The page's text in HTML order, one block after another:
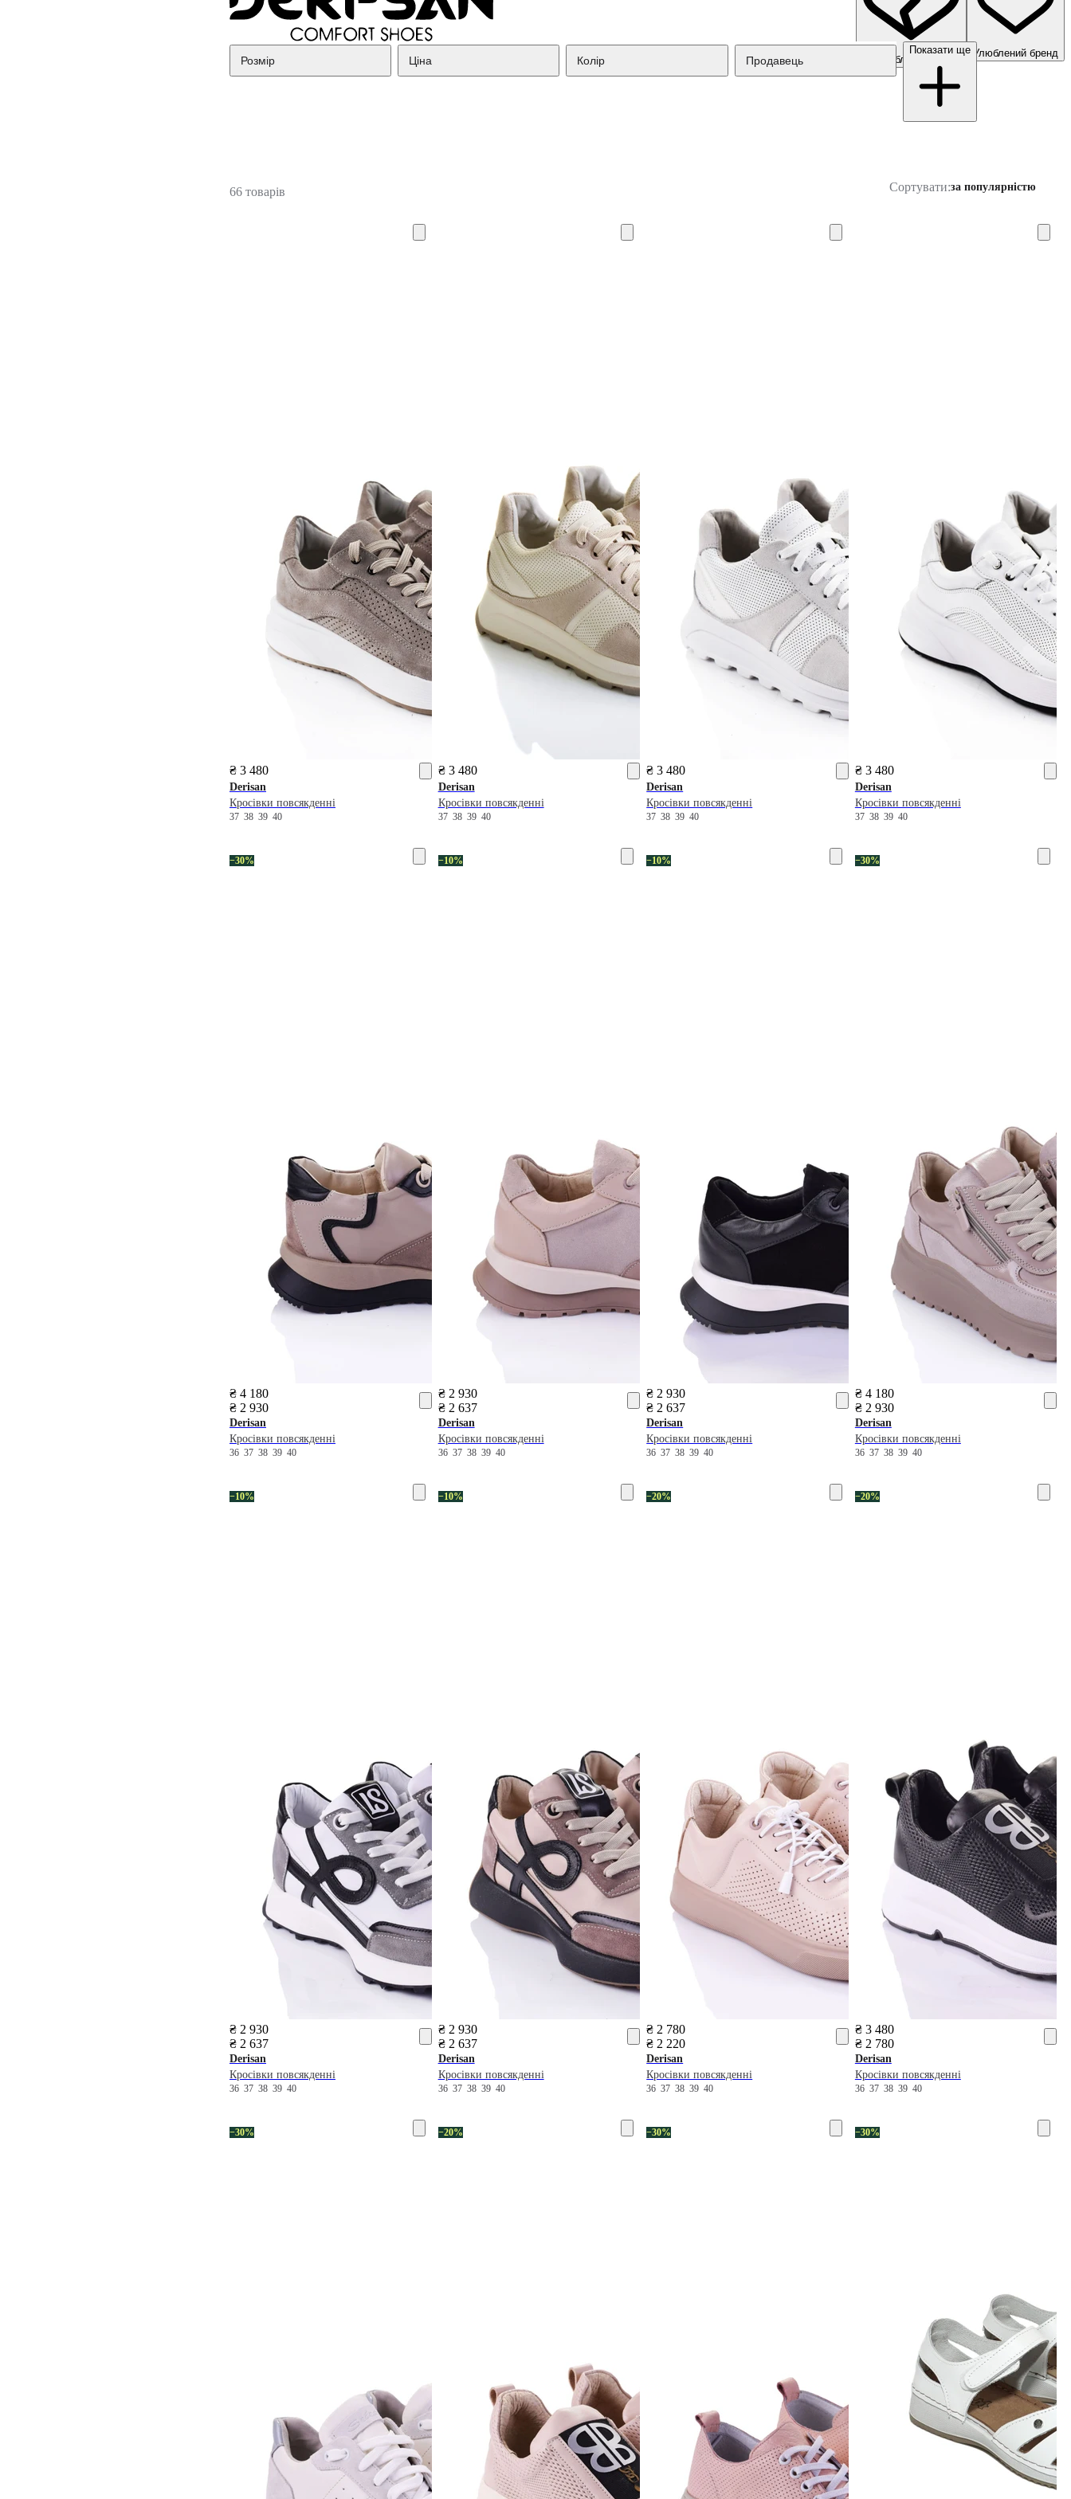
Улюблений бренд
Неулюблений бренд
Розмір Ціна Колір Продавець
Показати ще
66 товарів Сортувати:за популярністю
₴ 3 480
Derisan
Кросівки повсякденні
37 38 39 40
₴ 3 480
Derisan
Кросівки повсякденні
37 38 39 40
₴ 3 480
Derisan
Кросівки повсякденні
37383940
₴ 3 480
Derisan
Кросівки повсякденні
37 38 39 40
−30%
₴ 4 180
₴ 2 930
Derisan
Кросівки повсякденні
36 37 38 39 40
−10%
₴ 2 930
₴ 2 637
Derisan
Кросівки повсякденні
36 37 38 39 40
−10%
₴ 2 930
₴ 2 637
Derisan
Кросівки повсякденні
3637383940
−30%
₴ 4 180
₴ 2 930
Derisan
Кросівки повсякденні
36 37 38 39 40
−10%
₴ 2 930
₴ 2 637
Derisan
Кросівки повсякденні
36 37 38 39 40
−10%
₴ 2 930
₴ 2 637
Derisan
Кросівки повсякденні
36 37 38 39 40
−20%
₴ 2 780
₴ 2 220
Derisan
Кросівки повсякденні
3637383940
−20%
₴ 3 480
₴ 2 780
Derisan
Кросівки повсякденні
36 37 38 39 40
−30% −20% −30% −30%